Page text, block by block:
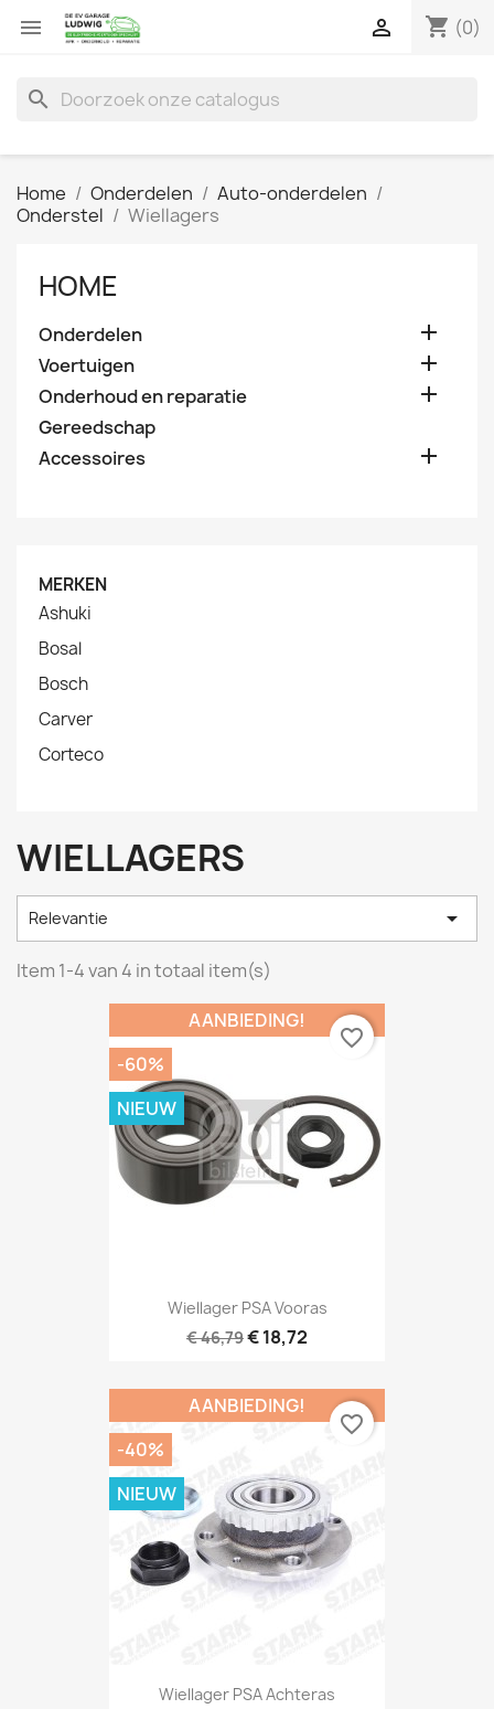
 shopping_cart (0)

search
Home Onderdelen
Auto-onderdelen
Onderstel
Wiellagers
HOME
Onderdelen 
Voertuigen 
Onderhoud en reparatie 
Gereedschap
Accessoires

MERKEN
Ashuki
Bosal
Bosch
Carver
Corteco
WIELLAGERS
Relevantie 
Item 1-4 van 4 in totaal item(s)
Wiellager PSA Vooras
€ 46,79€ 18,72
AANBIEDING!
-60%
NIEUW
favorite_border
Wiellager PSA Achteras
AANBIEDING!
-40%
NIEUW
favorite_border